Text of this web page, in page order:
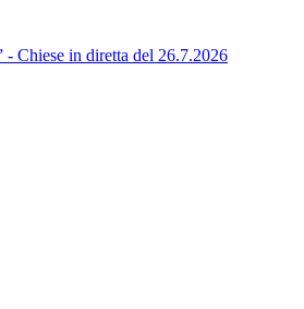
- Chiese in diretta del 26.7.2026